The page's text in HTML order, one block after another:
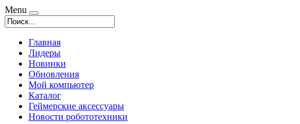
Menu
Главная
Лидеры
Новинки
Обновления
Мой компьютер
Каталог
Геймерские аксессуары
Новости робототехники